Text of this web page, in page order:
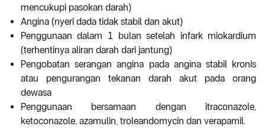
mencukupi pasokan darah)
Angina (nyeri dada tidak stabil dan akut)
Penggunaan dalam 1 bulan setelah infark miokardium
(terhentinya aliran darah dari jantung)
Pengobatan serangan angina pada angina stabil kronis
atau pengurangan tekanan darah akut pada orang
dewasa
Penggunaan bersamaan dengan itraconazole,
ketoconazole, azamulin, troleandomycin dan verapamil.